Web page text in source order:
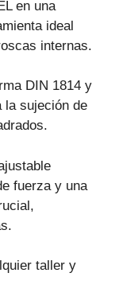
en una
ideal
internas.
DIN 1814 y
la sujeción de
fuerza y una
taller y